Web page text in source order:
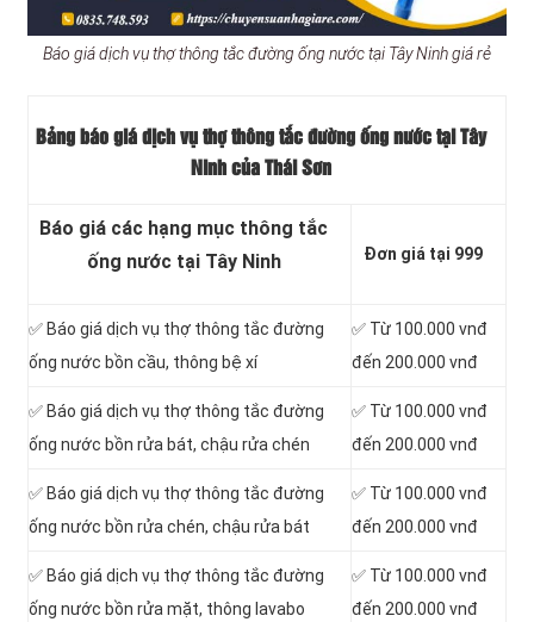
Báo giá dịch vụ thợ thông tắc đường ống nước tại Tây Ninh giá rẻ
Bảng báo giá dịch vụ thợ thông tắc đường ống nước tại Tây
Ninh của Thái Sơn
Báo giá các hạng mục thông tắc
ống nước tại Tây Ninh
Đơn giá tại 999
✅ Báo giá dịch vụ thợ thông tắc đường
ống nước bồn cầu, thông bệ xí
✅ Từ 100.000 vnđ
đến 200.000 vnđ
✅ Báo giá dịch vụ thợ thông tắc đường
ống nước bồn rửa bát, chậu rửa chén
✅ Từ 100.000 vnđ
đến 200.000 vnđ
✅ Báo giá dịch vụ thợ thông tắc đường
ống nước bồn rửa chén, chậu rửa bát
✅ Từ 100.000 vnđ
đến 200.000 vnđ
✅ Báo giá dịch vụ thợ thông tắc đường
ống nước bồn rửa mặt, thông lavabo
✅ Từ 100.000 vnđ
đến 200.000 vnđ